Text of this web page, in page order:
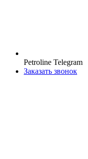
Petroline Telegram
Заказать звонок